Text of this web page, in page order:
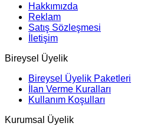
Hakkımızda
Reklam
Satış Sözleşmesi
İletişim
Bireysel Üyelik
Bireysel Üyelik Paketleri
İlan Verme Kuralları
Kullanım Koşulları
Kurumsal Üyelik